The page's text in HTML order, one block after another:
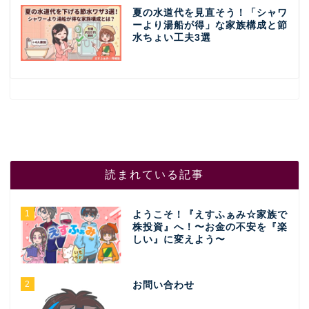
夏の水道代を見直そう！「シャワ
ーより湯船が得」な家族構成と節
水ちょい工夫3選
読まれている記事
1
ようこそ！『えすふぁみ☆家族で
株投資』へ！〜お金の不安を『楽
しい』に変えよう〜
2 お問い合わせ